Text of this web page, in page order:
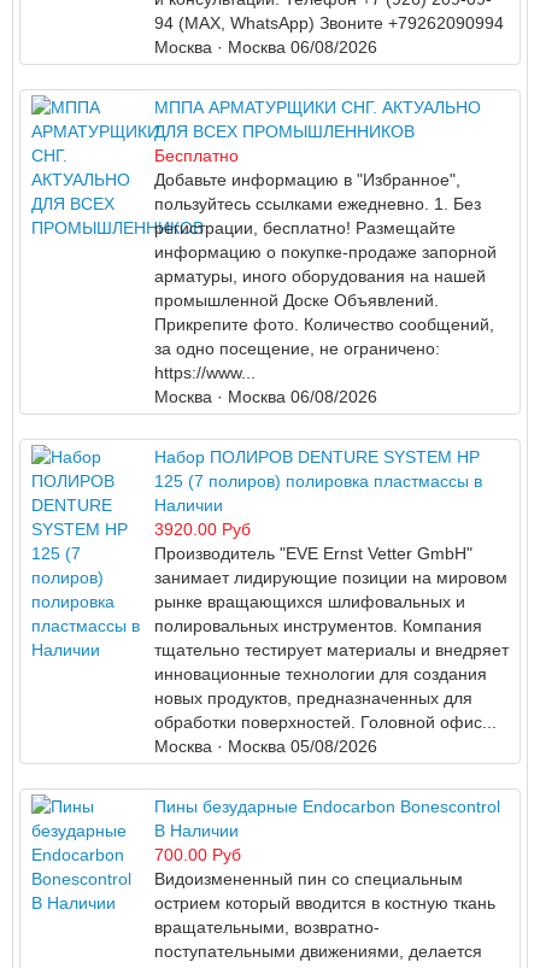
94 (МАХ, WhatsApp) Звоните +79262090994
Москва · Москва 06/08/2026
МППА АРМАТУРЩИКИ СНГ. АКТУАЛЬНО
ДЛЯ ВСЕХ ПРОМЫШЛЕННИКОВ
Бесплатно
Добавьте информацию в "Избранное",
пользуйтесь ссылками ежедневно. 1. Без
регистрации, бесплатно! Размещайте
информацию о покупке-продаже запорной
арматуры, иного оборудования на нашей
промышленной Доске Объявлений.
Прикрепите фото. Количество сообщений,
за одно посещение, не ограничено:
https://www...
Москва · Москва 06/08/2026
Набор ПОЛИРОВ DENTURE SYSTEM HP
125 (7 полиров) полировка пластмассы в
Наличии
3920.00 Руб
Производитель "EVE Ernst Vetter GmbH"
занимает лидирующие позиции на мировом
рынке вращающихся шлифовальных и
полировальных инструментов. Компания
тщательно тестирует материалы и внедряет
инновационные технологии для создания
новых продуктов, предназначенных для
обработки поверхностей. Головной офис...
Москва · Москва 05/08/2026
Пины безударные Endocarbon Bonescontrol
В Наличии
700.00 Руб
Видоизмененный пин со специальным
острием который вводится в костную ткань
вращательными, возвратно-
поступательными движениями, делается